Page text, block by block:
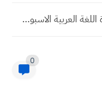
اسئلة واجوبة مادة اللغة العربية الاسبوع الاول للعام 2023 للصف...
0